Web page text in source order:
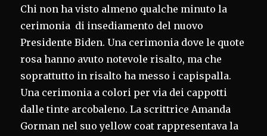
Chi non ha visto almeno qualche minuto la
cerimonia di insediamento del nuovo
Presidente Biden. Una cerimonia dove le quote
rosa hanno avuto notevole risalto, ma che
soprattutto in risalto ha messo i capispalla.
Una cerimonia a colori per via dei cappotti
dalle tinte arcobaleno. La scrittrice Amanda
Gorman nel suo yellow coat rappresentava la